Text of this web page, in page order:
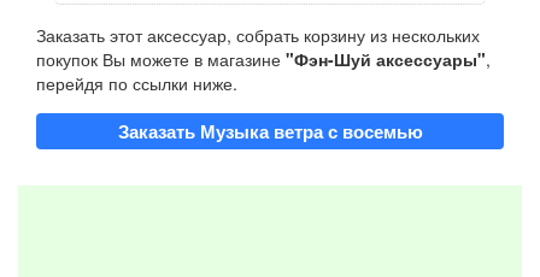
Заказать этот аксессуар, собрать корзину из нескольких
покупок Вы можете в магазине "Фэн-Шуй аксессуары",
перейдя по ссылки ниже.
Заказать Музыка ветра с восемью
металлическими трубочками